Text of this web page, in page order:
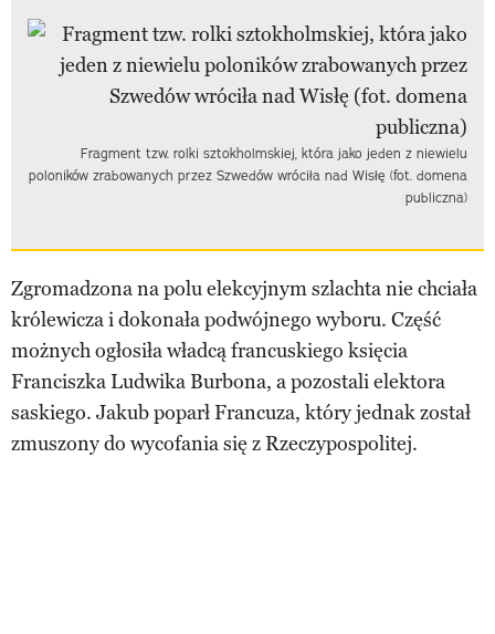
Fragment tzw. rolki sztokholmskiej, która jako jeden z niewielu
poloników zrabowanych przez Szwedów wróciła nad Wisłę (fot. domena
publiczna)
Zgromadzona na polu elekcyjnym szlachta nie chciała
królewicza i dokonała podwójnego wyboru. Część
możnych ogłosiła władcą francuskiego księcia
Franciszka Ludwika Burbona, a pozostali elektora
saskiego. Jakub poparł Francuza, który jednak został
zmuszony do wycofania się z Rzeczypospolitej.